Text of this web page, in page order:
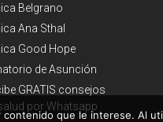
Belgrano
Ana Sthal
Good Hope
de Asunción
GRATIS consejos
por Whatsapp
que le interese. Al